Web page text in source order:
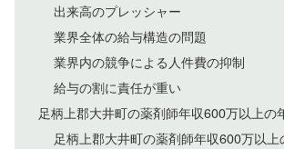
出来高のプレッシャー
業界全体の給与構造の問題
業界内の競争による人件費の抑制
給与の割に責任が重い
足柄上郡大井町の薬剤師年収600万以上の
足柄上郡大井町の薬剤師年収600万以